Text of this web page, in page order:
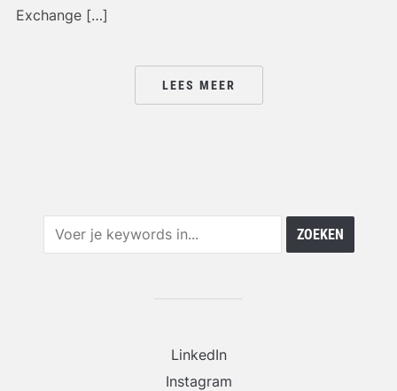
Exchange […]
LEES MEER
LinkedIn
Instagram